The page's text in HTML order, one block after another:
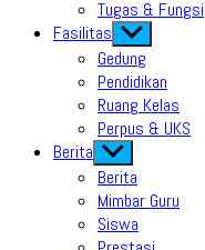
Tugas & Fungsi
Fasilitas Show
sub
menu
Gedung
Pendidikan
Ruang Kelas
Perpus & UKS
Berita Show
sub
menu
Berita
Mimbar Guru
Siswa